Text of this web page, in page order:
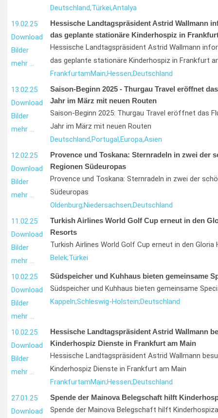
Deutschland,Türkei,Antalya
19.02.25
Download
Bilder
mehr …
Hessische Landtagspräsident Astrid Wallmann
das geplante stationäre Kinderhospiz in
Hessische Landtagspräsident Astrid Wallmann
das geplante stationäre Kinderhospiz in Frankfurt
FrankfurtamMain;Hessen;Deutschland
13.02.25
Download
Bilder
mehr …
Saison-Beginn 2025 - Thurgau Travel eröffnet
Jahr im März mit neuen Routen
Saison-Beginn 2025: Thurgau Travel eröffnet das
Jahr im März mit neuen Routen
Deutschland,Portugal,Europa,Asien
12.02.25
Download
Bilder
mehr …
Provence und Toskana: Sternradeln in zwei der
Regionen Südeuropas
Provence und Toskana: Sternradeln in zwei der
Südeuropas
Oldenburg;Niedersachsen;Deutschland
11.02.25
Download
Bilder
mehr …
Turkish Airlines World Golf Cup erneut in den
Resorts
Turkish Airlines World Golf Cup erneut in den
Belek;Türkei
10.02.25
Download
Bilder
mehr …
Südspeicher und Kuhhaus bieten gemeinsame
Südspeicher und Kuhhaus bieten gemeinsame
Kappeln;Schleswig-Holstein;Deutschland
10.02.25
Download
Bilder
mehr …
Hessische Landtagspräsident Astrid Wallmann
Kinderhospiz Dienste in Frankfurt am Main
Hessische Landtagspräsident Astrid Wallmann
Kinderhospiz Dienste in Frankfurt am Main
FrankfurtamMain;Hessen;Deutschland
27.01.25
Download
Spende der Mainova Belegschaft hilft
Spende der Mainova Belegschaft hilft